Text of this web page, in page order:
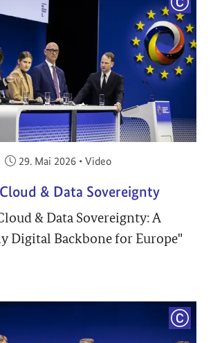
Veröffentlicht am:
29. Mai 2026 • Video
& Data Sovereignty
& Data Sovereignty: A
Digital Backbone for Europe"